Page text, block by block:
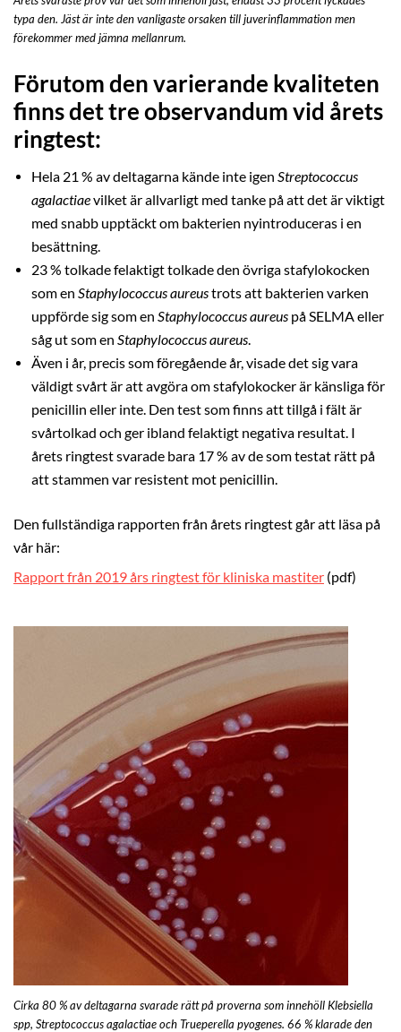
typa den. Jäst är inte den vanligaste orsaken till juverinflammation men
förekommer med jämna mellanrum.
Förutom den varierande kvaliteten
finns det tre observandum vid årets
ringtest:
Hela 21 % av deltagarna kände inte igen Streptococcus
agalactiaevilket är allvarligt med tanke på att det är viktigt
med snabb upptäckt om bakterien nyintroduceras i en
besättning.
23 % tolkade felaktigt tolkade den övriga stafylokocken
som en Staphylococcus aureustrots att bakterien varken
uppförde sig som en Staphylococcus aureus på SELMA eller
såg ut som en Staphylococcus aureus.
Även i år, precis som föregående år, visade det sig vara
väldigt svårt är att avgöra om stafylokocker är känsliga för
penicillin eller inte. Den test som finns att tillgå i fält är
svårtolkad och ger ibland felaktigt negativa resultat. I
årets ringtest svarade bara 17 % av de som testat rätt på
att stammen var resistent mot penicillin.
Den fullständiga rapporten från årets ringtest går att läsa på
vår här:
Rapport från 2019 års ringtest för kliniska mastiter (pdf)
Cirka 80 % av deltagarna svarade rätt på proverna som innehöll Klebsiella
spp, Streptococcus agalactiae och Trueperella pyogenes. 66 % klarade den